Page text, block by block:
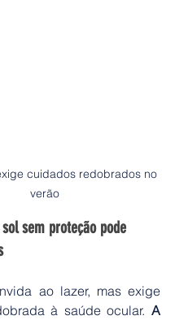
cuidados redobrados no
verão
sol sem proteção pode
ao lazer, mas exige
à saúde ocular. A